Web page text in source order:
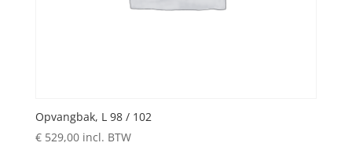
Opvangbak, L 98 / 102
€529,00 incl. BTW